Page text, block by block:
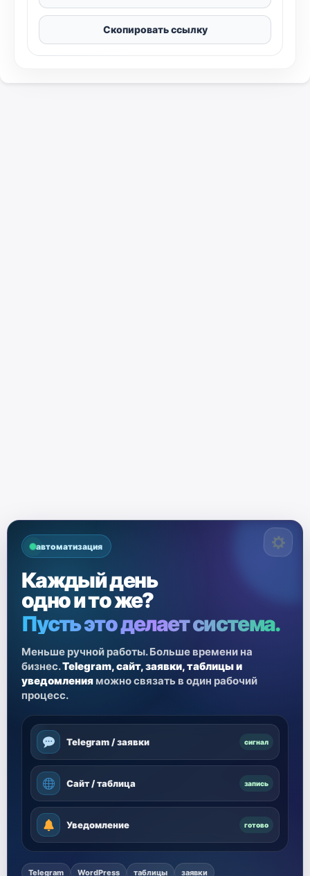
Скопировать ссылку
автоматизация
Каждый день
одно и то же?
Пусть это делает система.
Меньше ручной работы. Больше времени на
бизнес.Telegram, сайт, заявки, таблицы и
уведомления можно связать в один рабочий
процесс.
Telegram / заявки сигнал
Сайт / таблица запись
Уведомление готово
Telegram WordPress таблицы заявки